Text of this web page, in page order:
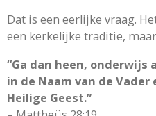
Dat is een eerlijke vraag.
een kerkelijke traditie,
“Ga dan heen, onderwijs
in de Naam van de Vader
Heilige Geest.”